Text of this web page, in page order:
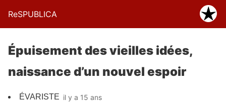
ReSPUBLICA
Épuisement des vieilles idées,
naissance d’un nouvel espoir
ÉVARISTE il y a 15 ans